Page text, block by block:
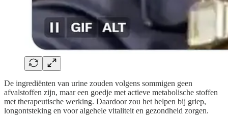
De ingrediënten van urine zouden volgens sommigen geen
afvalstoffen zijn, maar een goedje met actieve metabolische stoffen
met therapeutische werking. Daardoor zou het helpen bij griep,
longontsteking en voor algehele vitaliteit en gezondheid zorgen.